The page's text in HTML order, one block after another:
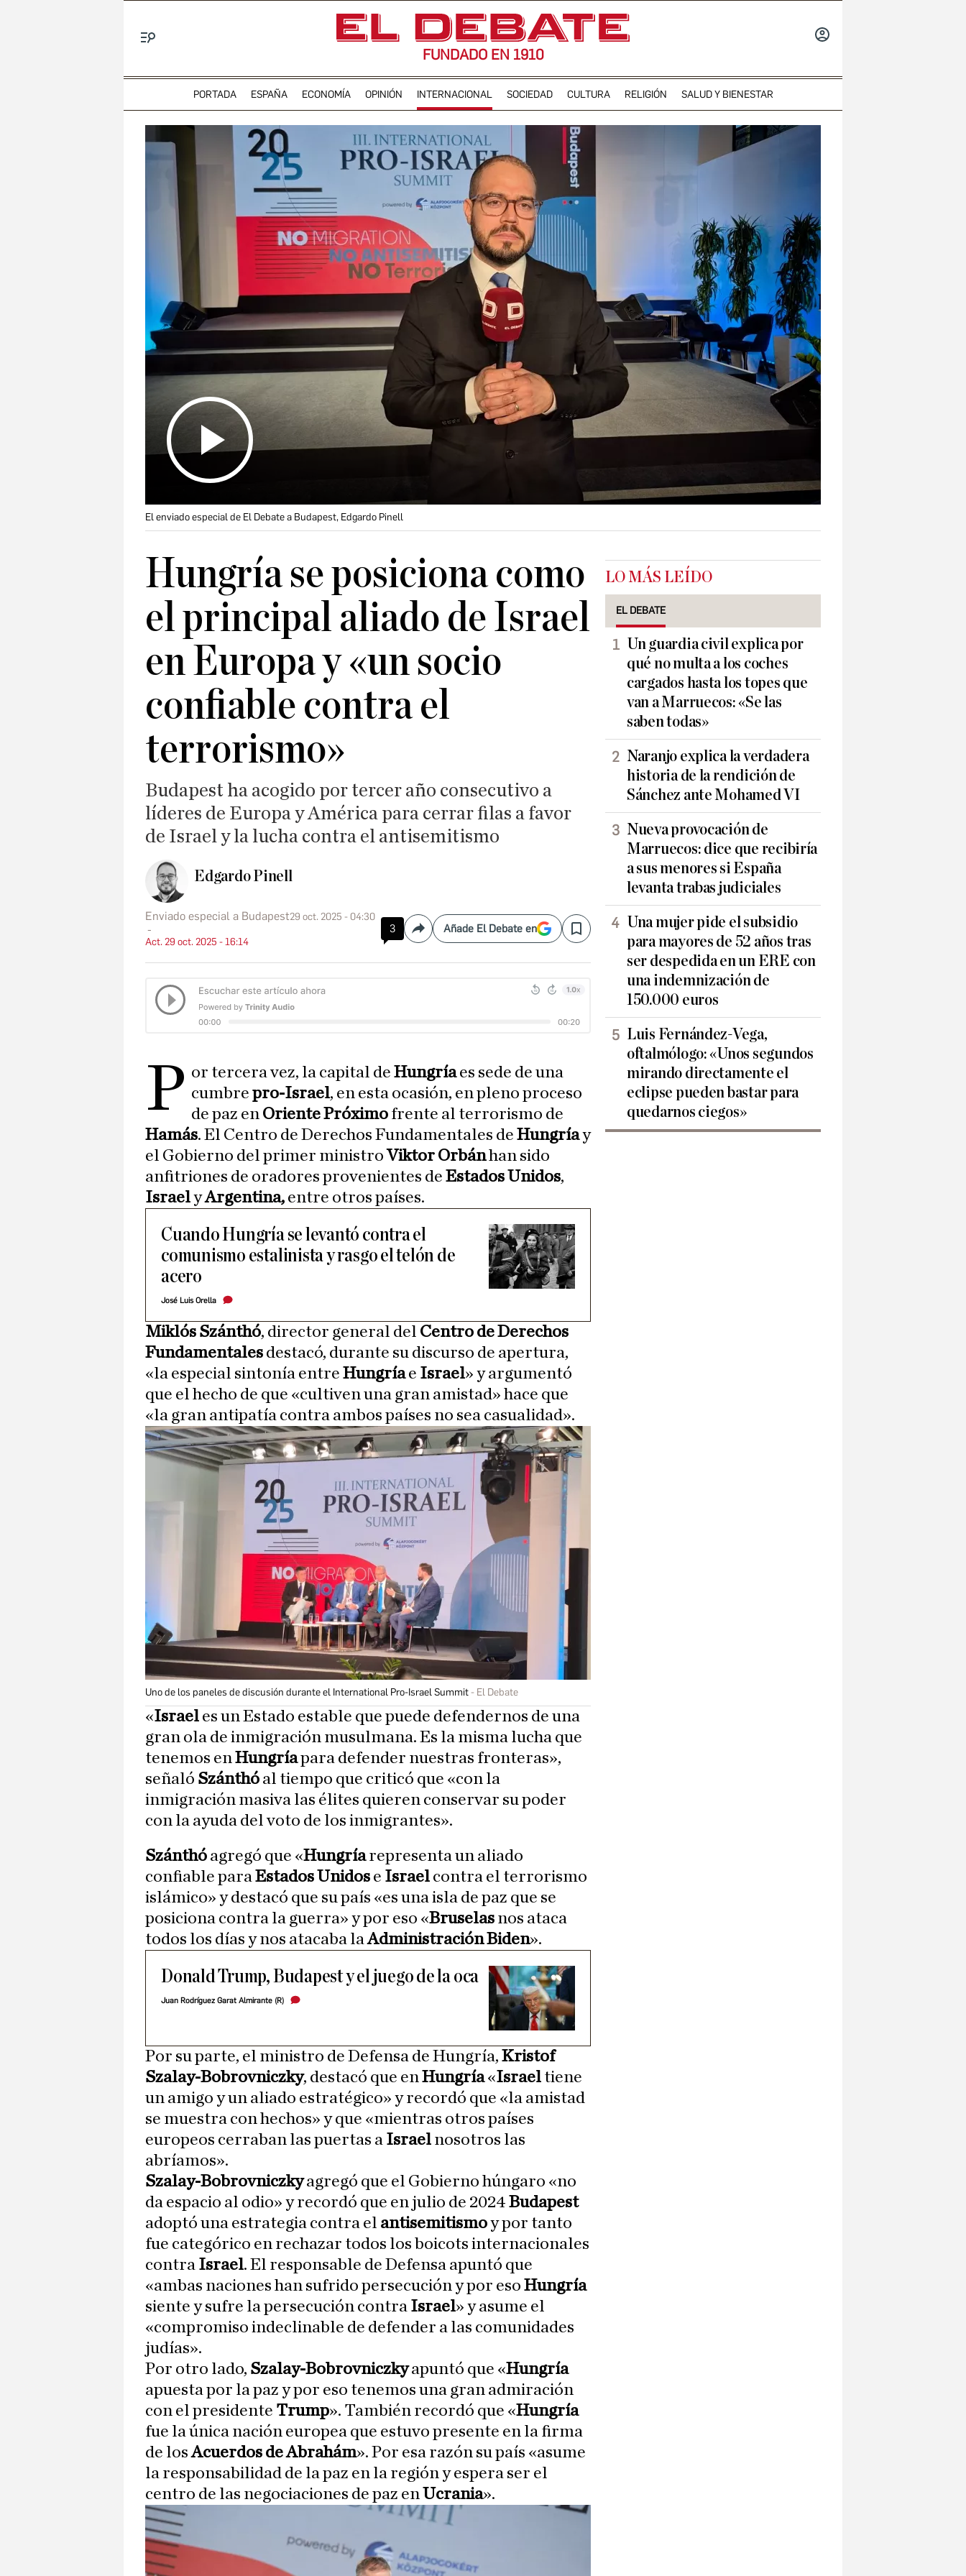
FUNDADO EN 1910
PORTADA ESPAÑA ECONOMÍA OPINIÓN INTERNACIONAL SOCIEDAD CULTURA RELIGIÓN SALUD Y BIENESTAR
El enviado especial de El Debate a Budapest, Edgardo Pinell
Hungría se posiciona como
el principal aliado de Israel
en Europa y «un socio
confiable contra el
terrorismo»
Budapest ha acogido por tercer año consecutivo a
líderes de Europa y América para cerrar filas a favor
de Israel y la lucha contra el antisemitismo
Edgardo Pinell
Enviado especial a Budapest29 oct. 2025 - 04:30
Act. 29 oct. 2025 - 16:14
3 CompartirAñade El Debate en Save
P or tercera vez, la capital deHungríaes sede de una
cumbre pro-Israel, en esta ocasión, en pleno proceso
de paz en Oriente Próximo frente al terrorismo de
Hamás. El Centro de Derechos Fundamentales de Hungríay
el Gobierno del primer ministroViktor Orbánhan sido
anfitriones de oradores provenientes de Estados Unidos,
IsraelyArgentina, entre otros países.
Cuando Hungría se levantó contra el
comunismo estalinista y rasgo el telón de
acero
José Luis Orella
Miklós Szánthó, director general del Centro de Derechos
Fundamentales destacó, durante su discurso de apertura,
«la especial sintonía entre Hungríae Israel» y argumentó
que el hecho de que «cultiven una gran amistad» hace que
«la gran antipatía contra ambos países no sea casualidad».
Uno de los paneles de discusión durante el International Pro-Israel Summit El Debate
«Israel es un Estado estable que puede defendernos de una
gran ola de inmigración musulmana. Es la misma lucha que
tenemos enHungríapara defender nuestras fronteras»,
señaló Szánthó al tiempo que criticó que «con la
inmigración masiva las élites quieren conservar su poder
con la ayuda del voto de los inmigrantes».
Szánthó agregó que «Hungríarepresenta un aliado
confiable paraEstados Unidos e Israel contra el terrorismo
islámico» y destacó que su país «es una isla de paz que se
posiciona contra la guerra» y por eso «Bruselas nos ataca
todos los días y nos atacaba laAdministración Biden».
Donald Trump, Budapest y el juego de la oca
Juan Rodríguez Garat Almirante (R)
Por su parte, el ministro de Defensa de Hungría, Kristof
Szalay-Bobrovniczky, destacó que enHungría«Israel tiene
un amigo y un aliado estratégico» y recordó que «la amistad
se muestra con hechos» y que «mientras otros países
europeos cerraban las puertas a Israel nosotros las
abríamos».
Szalay-Bobrovniczkyagregó que el Gobierno húngaro «no
da espacio al odio» y recordó que en julio de 2024 Budapest
adoptó una estrategia contra el antisemitismoy por tanto
fue categórico en rechazar todos los boicots internacionales
contra Israel. El responsable de Defensa apuntó que
«ambas naciones han sufrido persecución y por eso Hungría
siente y sufre la persecución contra Israel» y asume el
«compromiso indeclinable de defender a las comunidades
judías».
Por otro lado, Szalay-Bobrovniczkyapuntó que «Hungría
apuesta por la paz y por eso tenemos una gran admiración
con el presidente Trump». También recordó que «Hungría
fue la única nación europea que estuvo presente en la firma
de losAcuerdos de Abrahám». Por esa razón su país «asume
la responsabilidad de la paz en la región y espera ser el
centro de las negociaciones de paz enUcrania».
LO MÁS LEÍDO
EL DEBATE
Un guardia civil explica por
qué no multa a los coches
cargados hasta los topes que
van a Marruecos: «Se las
saben todas»
Naranjo explica la verdadera
historia de la rendición de
Sánchez ante Mohamed VI
Nueva provocación de
Marruecos: dice que recibiría
a sus menores si España
levanta trabas judiciales
Una mujer pide el subsidio
para mayores de 52 años tras
ser despedida en un ERE con
una indemnización de
150.000 euros
Luis Fernández-Vega,
oftalmólogo: «Unos segundos
mirando directamente el
eclipse pueden bastar para
quedarnos ciegos»